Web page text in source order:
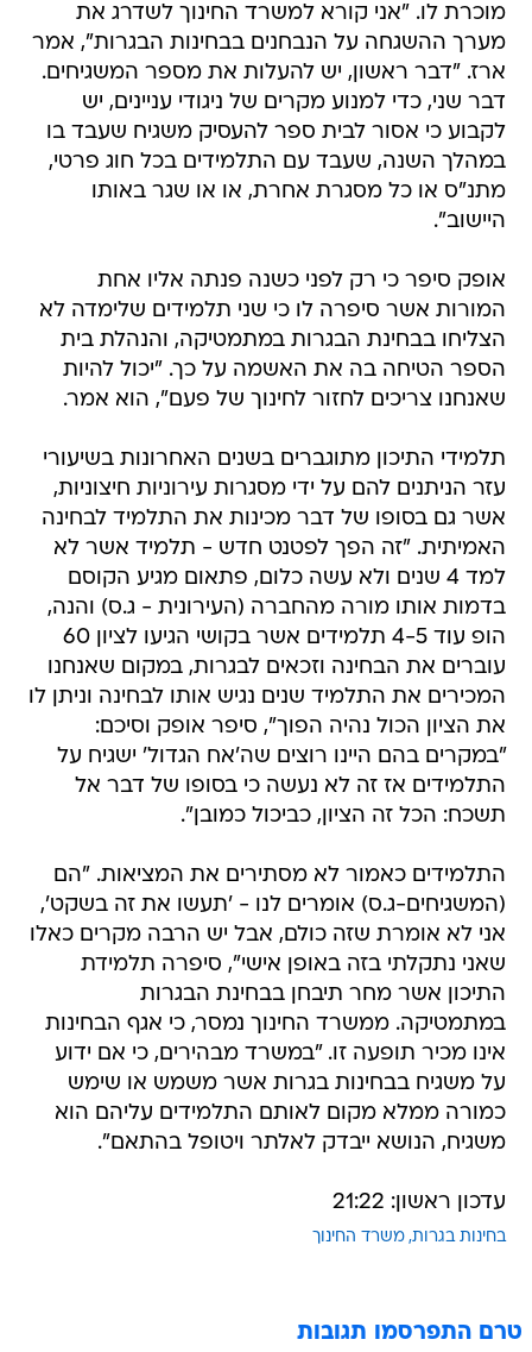
מוכרת לו. "אני קורא למשרד החינוך לשדרג את
מערך ההשגחה על הנבחנים בבחינות הבגרות", אמר
ארז. "דבר ראשון, יש להעלות את מספר המשגיחים.
דבר שני, כדי למנוע מקרים של ניגודי עניינים, יש
לקבוע כי אסור לבית ספר להעסיק משגיח שעבד בו
במהלך השנה, שעבד עם התלמידים בכל חוג פרטי,
מתנ"ס או כל מסגרת אחרת, או או שגר באותו
היישוב".
אופק סיפר כי רק לפני כשנה פנתה אליו אחת
המורות אשר סיפרה לו כי שני תלמידים שלימדה לא
הצליחו בבחינת הבגרות במתמטיקה, והנהלת בית
הספר הטיחה בה את האשמה על כך. "יכול להיות
שאנחנו צריכים לחזור לחינוך של פעם", הוא אמר.
תלמידי התיכון מתוגברים בשנים האחרונות בשיעורי
עזר הניתנים להם על ידי מסגרות עירוניות חיצוניות,
אשר גם בסופו של דבר מכינות את התלמיד לבחינה
האמיתית. "זה הפך לפטנט חדש - תלמיד אשר לא
למד 4 שנים ולא עשה כלום, פתאום מגיע הקוסם
בדמות אותו מורה מהחברה (העירונית - ג.ס) והנה,
הופ עוד 4-5 תלמידים אשר בקושי הגיעו לציון 60
עוברים את הבחינה וזכאים לבגרות, במקום שאנחנו
המכירים את התלמיד שנים נגיש אותו לבחינה וניתן לו
את הציון הכול נהיה הפוך", סיפר אופק וסיכם:
"במקרים בהם היינו רוצים שה'אח הגדול' ישגיח על
התלמידים אז זה לא נעשה כי בסופו של דבר אל
תשכח: הכל זה הציון, כביכול כמובן".
התלמידים כאמור לא מסתירים את המציאות. "הם
(המשגיחים-ג.ס) אומרים לנו - 'תעשו את זה בשקט',
אני לא אומרת שזה כולם, אבל יש הרבה מקרים כאלו
שאני נתקלתי בזה באופן אישי", סיפרה תלמידת
התיכון אשר מחר תיבחן בבחינת הבגרות
במתמטיקה. ממשרד החינוך נמסר, כי אגף הבחינות
אינו מכיר תופעה זו. "במשרד מבהירים, כי אם ידוע
על משגיח בבחינות בגרות אשר משמש או שימש
כמורה ממלא מקום לאותם התלמידים עליהם הוא
משגיח, הנושא ייבדק לאלתר ויטופל בהתאם".
עדכון ראשון: 21:22
בחינות בגרות משרד החינוך
טרם התפרסמו תגובות